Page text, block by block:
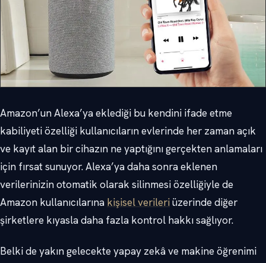
Amazon’un Alexa’ya eklediği bu kendini ifade etme
kabiliyeti özelliği kullanıcıların evlerinde her zaman açık
ve kayıt alan bir cihazın ne yaptığını gerçekten anlamaları
için fırsat sunuyor. Alexa’ya daha sonra eklenen
verilerinizin otomatik olarak silinmesi özelliğiyle de
Amazon kullanıcılarına kişisel verileriüzerinde diğer
şirketlere kıyasla daha fazla kontrol hakkı sağlıyor.
Belki de yakın gelecekte yapay zekâ ve makine öğrenimi